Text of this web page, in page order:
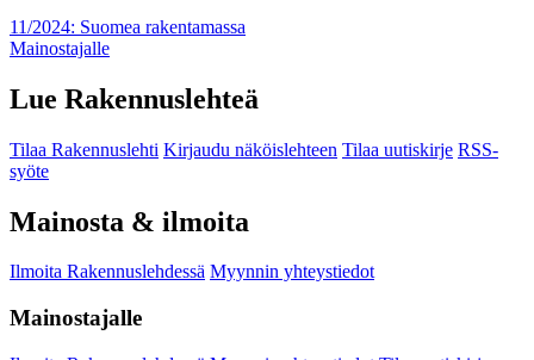
11/2024: Suomea rakentamassa
Mainostajalle
Lue Rakennuslehteä
Tilaa Rakennuslehti Kirjaudu näköislehteen Tilaa uutiskirje RSS-
syöte
Mainosta & ilmoita
Ilmoita Rakennuslehdessä Myynnin yhteystiedot
Mainostajalle